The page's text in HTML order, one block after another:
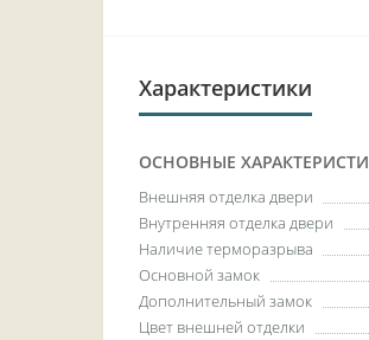
Характеристики
ОСНОВНЫЕ
Внешняя отделка двери
Внутренняя отделка двери
Наличие терморазрыва
Основной замок
Дополнительный замок
Цвет внешней отделки